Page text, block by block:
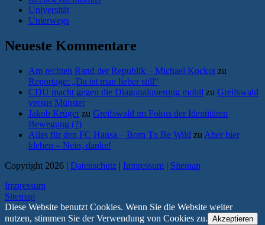
Universität
Unterwegs
Neueste Kommentare
Am rechten Rand der Republik – Michael Kockot zu
Reportage: „Da ist man lieber still“
CDU macht gegen die Diagonalquerung mobil zu Greifswald
versus Münster
Jakob Krüger zu Greifswald im Fokus der Identitären
Bewegung (?)
Alles für den FC Hansa – Born To Be Wild zu Aber hier
kleben – Nein, danke!
Copyright 2026 | Datenschutz | Impressum | Sitemap
Impressum
Sitemap
Diese Website benutzt Cookies. Wenn Sie die Website weiter
nutzen, stimmen Sie der Verwendung von Cookies zu. Akzeptieren